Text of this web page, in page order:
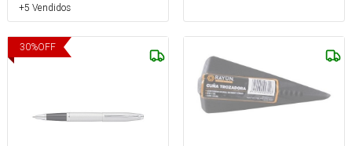
+5 Vendidos
30%OFF